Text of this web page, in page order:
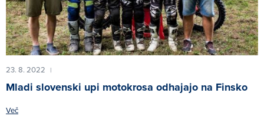
23. 8. 2022 |
Mladi slovenski upi motokrosa odhajajo na Finsko
Več